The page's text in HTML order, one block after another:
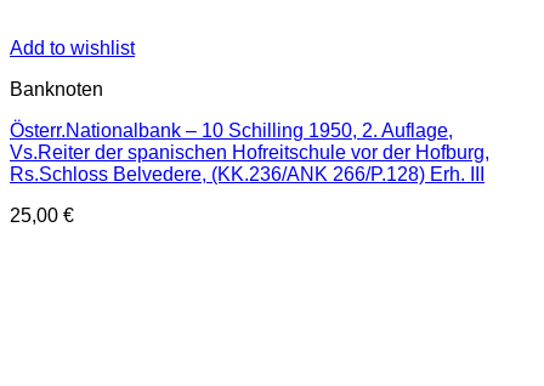
Add to wishlist
Banknoten
Österr.Nationalbank – 10 Schilling 1950, 2. Auflage,
Vs.Reiter der spanischen Hofreitschule vor der Hofburg,
Rs.Schloss Belvedere, (KK.236/ANK 266/P.128) Erh. III
25,00 €